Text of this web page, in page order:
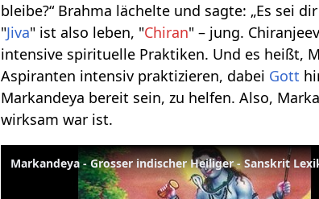
bleibe?“ Brahma lächelte und sagte: „Es sei
"Jiva" ist also leben, "Chiran" – jung.
intensive spirituelle Praktiken. Und es heißt,
Aspiranten intensiv praktizieren, dabei Gott
Markandeya bereit sein, zu helfen. Also,
wirksam war ist.
Markandeya - Grosser indischer Heiliger - Sanskrit